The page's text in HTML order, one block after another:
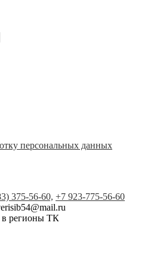
персональных данных
375-56-60, +7 923-775-56-60
в регионы ТК